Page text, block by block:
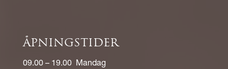
ÅPNINGSTIDER
09.00 – 19.00 Mandag